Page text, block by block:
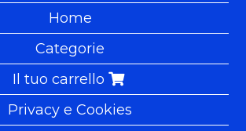
Home
Categorie
Il tuo carrello
Privacy e Cookies